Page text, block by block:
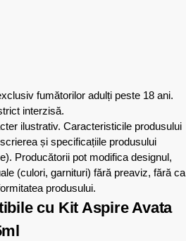
fumătorilor adulți peste 18 ani.
interzisă.
ilustrativ. Caracteristicile produsului
și specificațiile produsului
Producătorii pot modifica designul,
(culori, garnituri) fără preaviz, fără ca
produsului.
cu Kit Aspire Avata